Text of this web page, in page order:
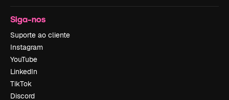
Siga-nos
Suporte ao cliente
Instagram
YouTube
LinkedIn
TikTok
Discord